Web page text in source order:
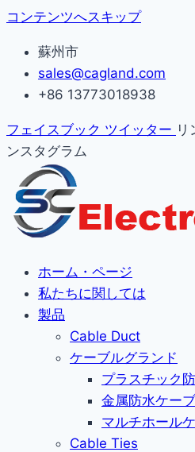
コンテンツへスキップ
蘇州市
sales@cagland.com
+86 13773018938
フェイスブック ツイッター リ
ンスタグラム
ホーム・ページ
私たちに関しては
製品
Cable Duct
ケーブルグランド
プラスチック
金属防水ケー
マルチホール
Cable Ties